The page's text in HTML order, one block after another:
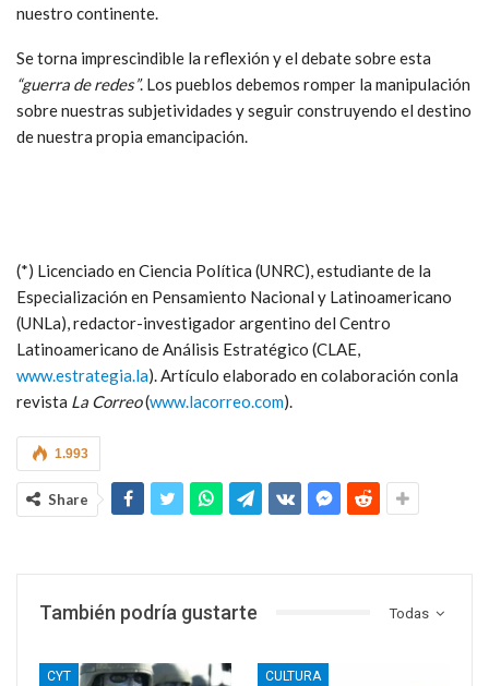
nuestro continente.
Se torna imprescindible la reflexión y el debate sobre esta
“guerra de redes”. Los pueblos debemos romper la manipulación
sobre nuestras subjetividades y seguir construyendo el destino
de nuestra propia emancipación.
(*) Licenciado en Ciencia Política (UNRC), estudiante de la
Especialización en Pensamiento Nacional y Latinoamericano
(UNLa), redactor-investigador argentino del Centro
Latinoamericano de Análisis Estratégico (CLAE,
www.estrategia.la). Artículo elaborado en colaboración conla
revista La Correo(www.lacorreo.com).
1.993
Share
Todas
También podría gustarte
CYT CULTURA